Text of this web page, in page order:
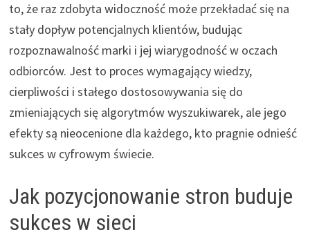
to, że raz zdobyta widoczność może przekładać się na
stały dopływ potencjalnych klientów, budując
rozpoznawalność marki i jej wiarygodność w oczach
odbiorców. Jest to proces wymagający wiedzy,
cierpliwości i stałego dostosowywania się do
zmieniających się algorytmów wyszukiwarek, ale jego
efekty są nieocenione dla każdego, kto pragnie odnieść
sukces w cyfrowym świecie.
Jak pozycjonowanie stron buduje
sukces w sieci